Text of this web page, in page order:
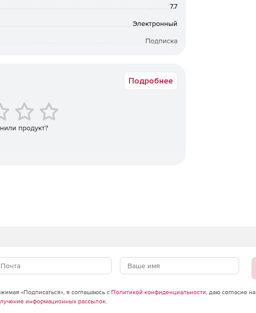
SOX, HIPAA и PCI.
паролей для серверов, баз данных,
контроля прав пользователей, угроза
нарушения безопасности и т. п.), предоставляя
с удаленными системами (версия Premium).
и к какому паролю получил доступ.
для доступа к ManageEngine
7.7
Электронный
Подписка
Подробнее
продукт?
«Подписаться», я соглашаюсь с Политикой конфиденциальности, даю согласие на
информационных рассылок.